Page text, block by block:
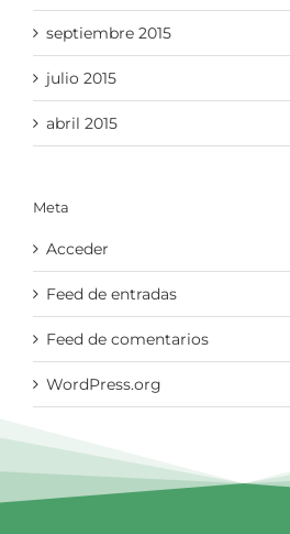
septiembre 2015
julio 2015
abril 2015
Meta
Acceder
Feed de entradas
Feed de comentarios
WordPress.org